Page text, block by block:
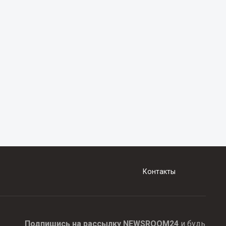
Контакты
Подпишись на рассылку NEWSROOM24и будь